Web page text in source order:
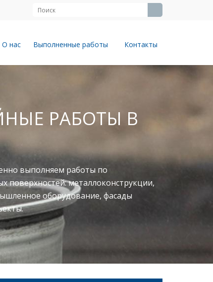
О нас Выполненные работы Контакты
РАБОТЫ В
выполняем работы по
поверхностей: металлоконструкции,
оборудование, фасады